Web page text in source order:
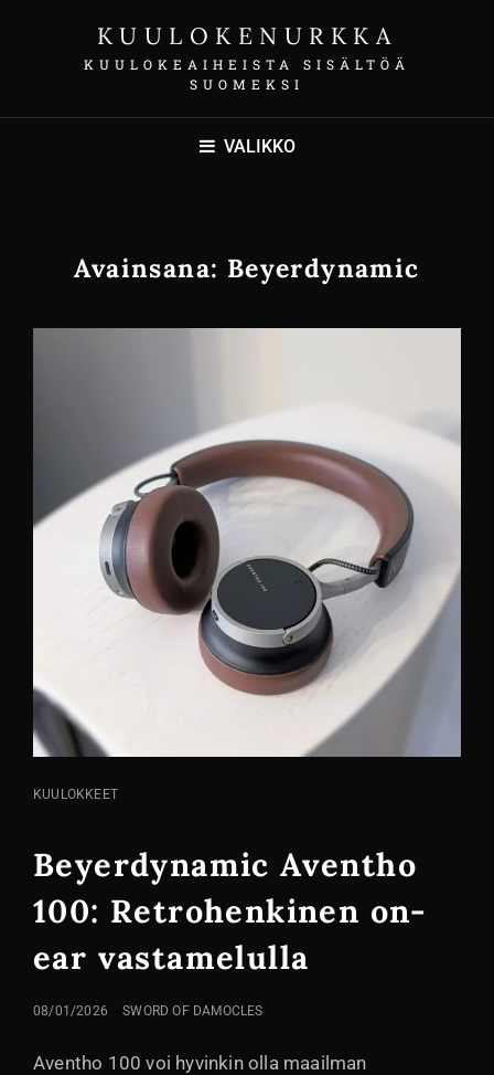
KUULOKENURKKA
KUULOKEAIHEISTA SISÄLTÖÄ
SUOMEKSI
VALIKKO
Avainsana: Beyerdynamic
KISSA
KUULOKKEET
Beyerdynamic Aventho
100: Retrohenkinen on-
ear vastamelulla
LÄHETETTY
08/01/2026 SWORD OF DAMOCLES
Aventho 100 voi hyvinkin olla maailman